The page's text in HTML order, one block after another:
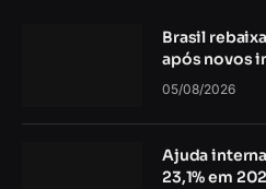
Brasil
após novos
05/08/2026
Ajuda
23,1% em